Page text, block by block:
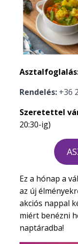
Rendelés: +36
Szeretettel
20:30-ig)
Ez a hónap a
az új
akciós nappal
miért benézni
naptáradba!